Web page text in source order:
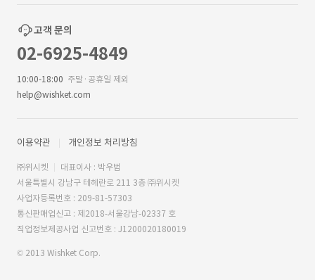
고객 문의
02-6925-4849
10:00-18:00 주말·공휴일 제외
help@wishket.com
이용약관 개인정보 처리방침
㈜위시켓
대표이사 : 박우범
서울특별시 강남구 테헤란로 211 3층 ㈜위시켓
사업자등록번호 : 209-81-57303
통신판매업신고 : 제2018-서울강남-02337 호
직업정보제공사업 신고번호 : J1200020180019
© 2013 Wishket Corp.